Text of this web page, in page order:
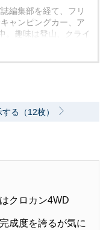
編集部を経て、フリ
ャンピングカー、ア
。趣味は登山、クライ
いクルマが大好物。
る（12枚）
クロカン4WD
成度を誇るが気に